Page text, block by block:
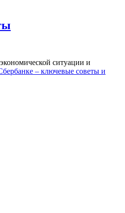
ситуации и
– ключевые советы и